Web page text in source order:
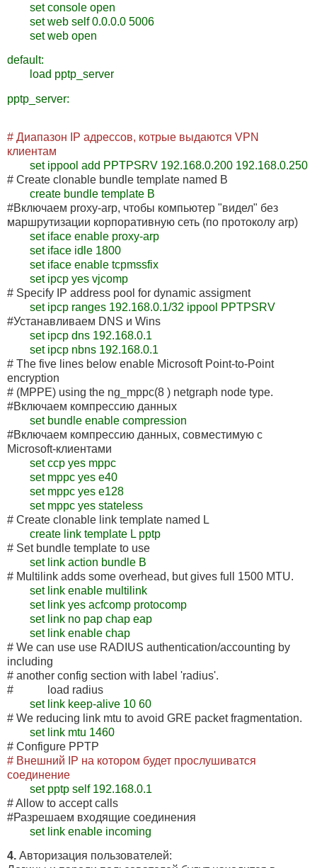
set console open
set web self 0.0.0.0 5006
set web open
default:
load pptp_server
pptp_server:
# Диапазон IP адрессов, котрые выдаются VPN
клиентам
set ippool add PPTPSRV 192.168.0.200 192.168.0.250
# Create clonable bundle template named B
create bundle template B
#Включаем proxy-arp, чтобы компьютер "видел" без
маршрутизации корпоративную сеть (по протоколу arp)
set iface enable proxy-arp
set iface idle 1800
set iface enable tcpmssfix
set ipcp yes vjcomp
# Specify IP address pool for dynamic assigment
set ipcp ranges 192.168.0.1/32 ippool PPTPSRV
#Устанавливаем DNS и Wins
set ipcp dns 192.168.0.1
set ipcp nbns 192.168.0.1
# The five lines below enable Microsoft Point-to-Point
encryption
# (MPPE) using the ng_mppc(8 ) netgraph node type.
#Включаем компрессию данных
set bundle enable compression
#Включаем компрессию данных, совместимую с
Microsoft-клиентами
set ccp yes mppc
set mppc yes e40
set mppc yes e128
set mppc yes stateless
# Create clonable link template named L
create link template L pptp
# Set bundle template to use
set link action bundle B
# Multilink adds some overhead, but gives full 1500 MTU.
set link enable multilink
set link yes acfcomp protocomp
set link no pap chap eap
set link enable chap
# We can use use RADIUS authentication/accounting by
including
# another config section with label 'radius'.
# load radius
set link keep-alive 10 60
# We reducing link mtu to avoid GRE packet fragmentation.
set link mtu 1460
# Configure PPTP
# Внешний IP на котором будет прослушиватся
соединение
set pptp self 192.168.0.1
# Allow to accept calls
#Разрешаем входящие соединения
set link enable incoming
4. Авторизация пользователей: